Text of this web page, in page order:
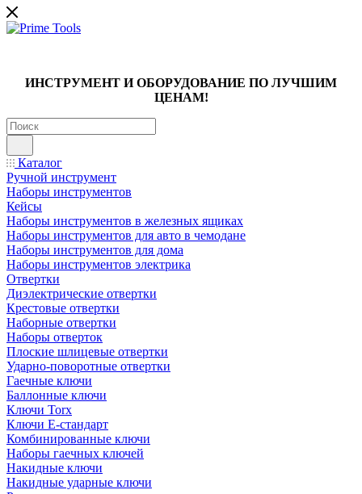
ИНСТРУМЕНТ И ОБОРУДОВАНИЕ ПО ЛУЧШИМ
ЦЕНАМ!
Каталог
Ручной инструмент
Наборы инструментов
Кейсы
Наборы инструментов в железных ящиках
Наборы инструментов для авто в чемодане
Наборы инструментов для дома
Наборы инструментов электрика
Отвертки
Диэлектрические отвертки
Крестовые отвертки
Наборные отвертки
Наборы отверток
Плоские шлицевые отвертки
Ударно-поворотные отвертки
Гаечные ключи
Баллонные ключи
Ключи Torx
Ключи Е-стандарт
Комбинированные ключи
Наборы гаечных ключей
Накидные ключи
Накидные ударные ключи